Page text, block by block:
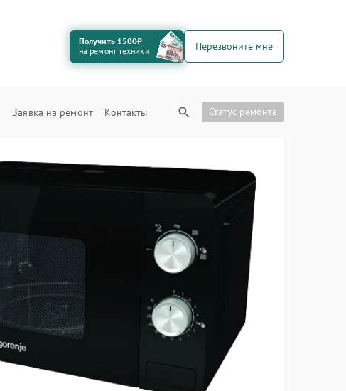
Получить 1500₽
на ремонт техники
Перезвоните мне
Заявка на ремонт Контакты Статус ремонта